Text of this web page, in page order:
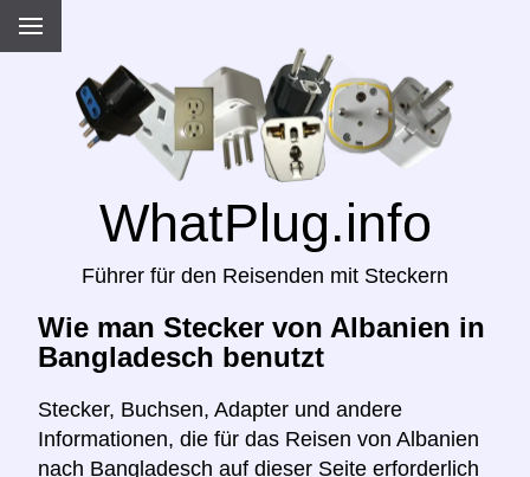
WhatPlug.info
Führer für den Reisenden mit Steckern
Wie man Stecker von Albanien in
Bangladesch benutzt
Stecker, Buchsen, Adapter und andere
Informationen, die für das Reisen von Albanien
nach Bangladesch auf dieser Seite erforderlich